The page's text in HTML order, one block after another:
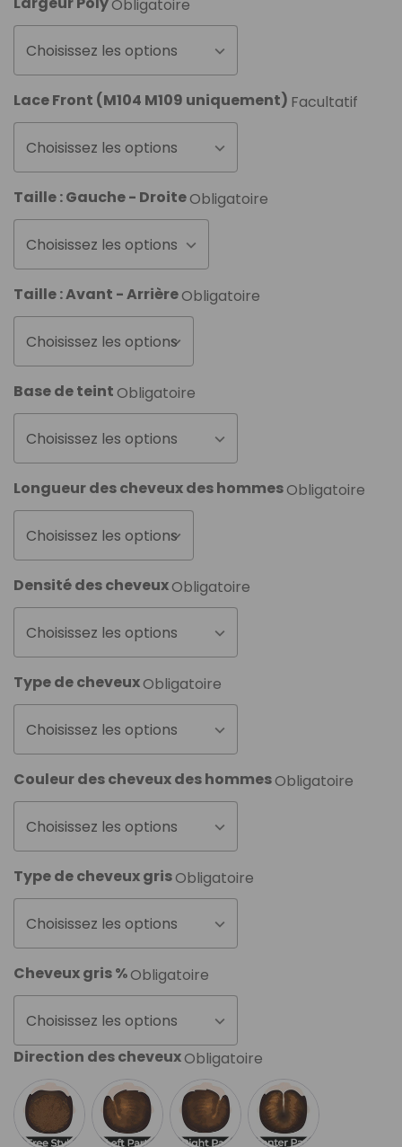
Obligatoire
Choisissez les options
Lace Front (M104 M109 uniquement) Facultatif
Choisissez les options
Taille : Gauche - DroiteObligatoire
Choisissez les options
Taille : Avant - ArrièreObligatoire
Choisissez les options
Base de teintObligatoire
Choisissez les options
Longueur des cheveux des hommesObligatoire
Choisissez les options
Densité des cheveuxObligatoire
Choisissez les options
Type de cheveuxObligatoire
Choisissez les options
Couleur des cheveux des hommesObligatoire
Choisissez les options
Type de cheveux grisObligatoire
Choisissez les options
Cheveux gris %Obligatoire
Choisissez les options
Direction des cheveuxObligatoire